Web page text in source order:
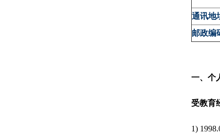
通讯地
邮政编
一、个
受教育
1)